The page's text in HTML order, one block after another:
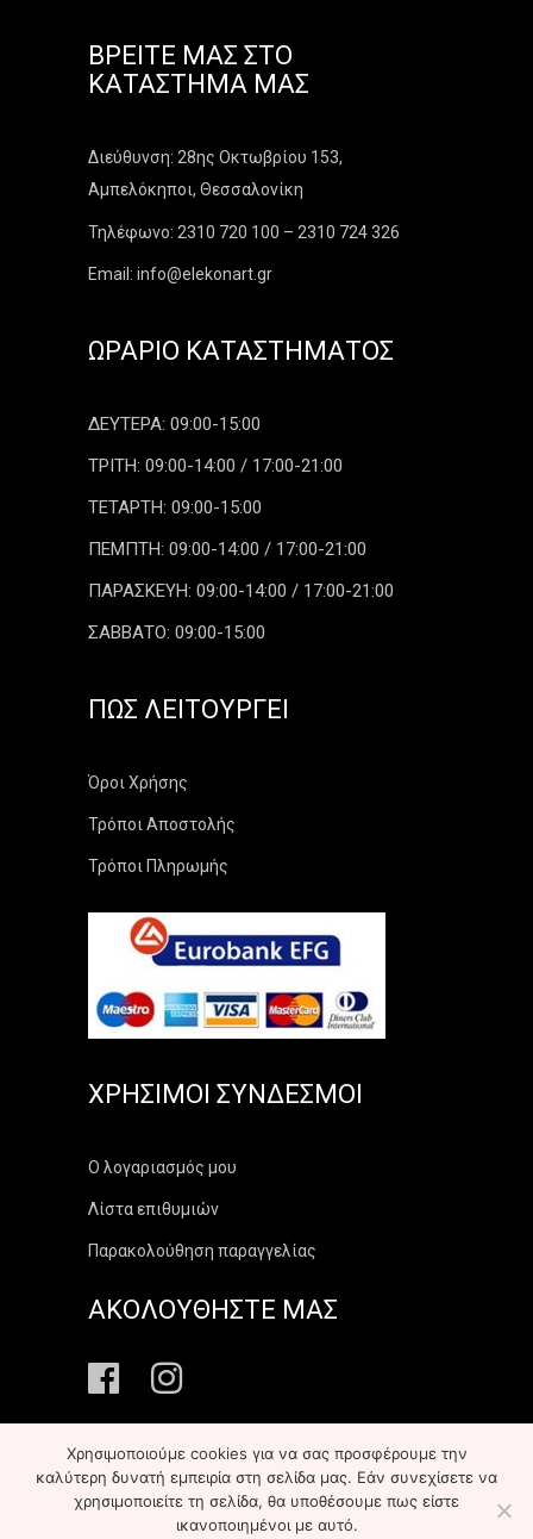
ΒΡΕΊΤΕ ΜΑΣ ΣΤΟ
ΚΑΤΆΣΤΗΜΑ ΜΑΣ
Διεύθυνση: 28ης Οκτωβρίου 153,
Αμπελόκηποι, Θεσσαλονίκη
Τηλέφωνο: 2310 720 100 – 2310 724 326
Email: info@elekonart.gr
ΩΡΆΡΙΟ ΚΑΤΑΣΤΉΜΑΤΟΣ
ΔΕΥΤΕΡΑ: 09:00-15:00
ΤΡΙΤΗ: 09:00-14:00 / 17:00-21:00
ΤΕΤΑΡΤΗ: 09:00-15:00
ΠΕΜΠΤΗ: 09:00-14:00 / 17:00-21:00
ΠΑΡΑΣΚΕΥΗ: 09:00-14:00 / 17:00-21:00
ΣΑΒΒΑΤΟ: 09:00-15:00
ΠΏΣ ΛΕΙΤΟΥΡΓΕΊ
Όροι Χρήσης
Τρόποι Αποστολής
Τρόποι Πληρωμής
ΧΡΉΣΙΜΟΙ ΣΎΝΔΕΣΜΟΙ
Ο λογαριασμός μου
Λίστα επιθυμιών
Παρακολούθηση παραγγελίας
ΑΚΟΛΟΥΘΗΣΤΕ ΜΑΣ
Copyright ©2026elekonart.grAll Rights Reserved
Χρησιμοποιούμε cookies για να σας προσφέρουμε την
καλύτερη δυνατή εμπειρία στη σελίδα μας. Εάν συνεχίσετε να
χρησιμοποιείτε τη σελίδα, θα υποθέσουμε πως είστε
ικανοποιημένοι με αυτό.